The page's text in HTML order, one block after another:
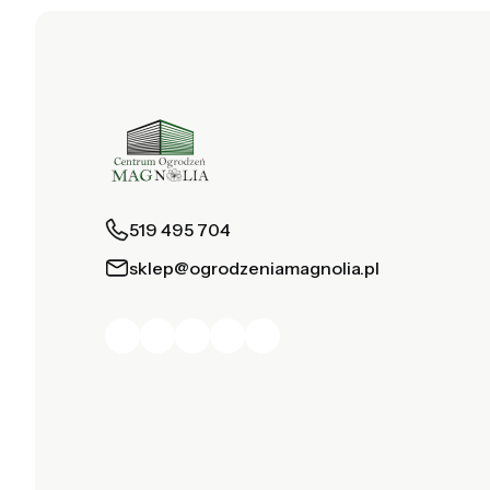
519 495 704
sklep@ogrodzeniamagnolia.pl